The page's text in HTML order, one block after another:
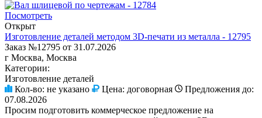
Посмотреть
Открыт
Изготовление деталей методом 3D-печати из металла - 12795
Заказ №12795 от 31.07.2026
г Москва, Москва
Категории:
Изготовление деталей
Кол-во: не указано Цена: договорная
Предложения до:
07.08.2026
Просим подготовить коммерческое предложение на